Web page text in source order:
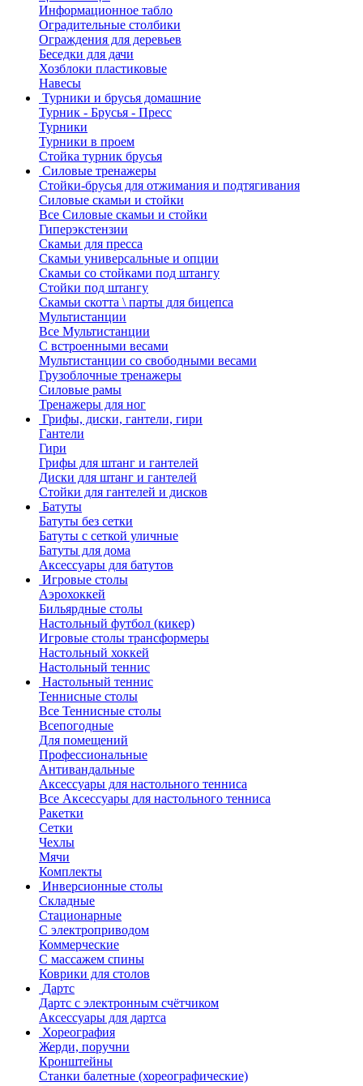
Информационное табло
Оградительные столбики
Ограждения для деревьев
Беседки для дачи
Хозблоки пластиковые
Навесы
Турники и брусья домашние
Турник - Брусья - Пресс
Турники
Турники в проем
Стойка турник брусья
Силовые тренажеры
Стойки-брусья для отжимания и подтягивания
Силовые скамьи и стойки
Все Силовые скамьи и стойки
Гиперэкстензии
Скамьи для пресса
Скамьи универсальные и опции
Скамьи со стойками под штангу
Стойки под штангу
Скамьи скотта \ парты для бицепса
Мультистанции
Все Мультистанции
С встроенными весами
Мультистанции со свободными весами
Грузоблочные тренажеры
Силовые рамы
Тренажеры для ног
Грифы, диски, гантели, гири
Гантели
Гири
Грифы для штанг и гантелей
Диски для штанг и гантелей
Стойки для гантелей и дисков
Батуты
Батуты без сетки
Батуты с сеткой уличные
Батуты для дома
Аксессуары для батутов
Игровые столы
Аэрохоккей
Бильярдные столы
Настольный футбол (кикер)
Игровые столы трансформеры
Настольный хоккей
Настольный теннис
Настольный теннис
Теннисные столы
Все Теннисные столы
Всепогодные
Для помещений
Профессиональные
Антивандальные
Аксессуары для настольного тенниса
Все Аксессуары для настольного тенниса
Ракетки
Сетки
Чехлы
Мячи
Комплекты
Инверсионные столы
Складные
Стационарные
С электроприводом
Коммерческие
С массажем спины
Коврики для столов
Дартс
Дартс с электронным счётчиком
Аксессуары для дартса
Хореография
Жерди, поручни
Кронштейны
Станки балетные (хореографические)